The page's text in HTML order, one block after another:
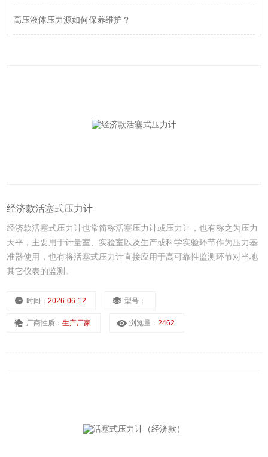
高压液体压力源如何保养维护？
经济款活塞式压力计
经济款活塞式压力计也常简称活塞压力计或压力计，也有称之为压力
天平，主要用于计量室、实验室以及生产或科学实验环节作为压力基
准器使用，也有将活塞式压力计直接应用于高可靠性监测环节对当地
其它仪表的监测。
时间：2026-06-12 型号：
厂商性质：生产厂家 浏览量：2462